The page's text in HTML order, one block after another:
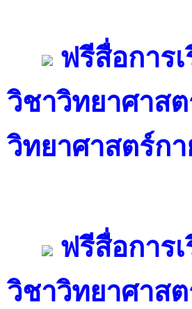
ฟรีสื่อการ
วิชาวิทยาศาสต
วิทยาศาสตร์ก
ฟรีสื่อการ
วิชาวิทยาศาสต